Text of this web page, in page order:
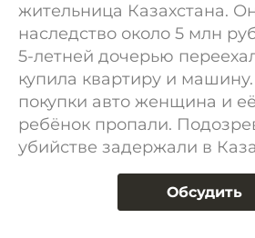
жительница Казахстана.
наследство около 5 млн
5-летней дочерью
купила квартиру и
покупки авто женщина и
ребёнок пропали.
убийстве задержали в
Обсудить